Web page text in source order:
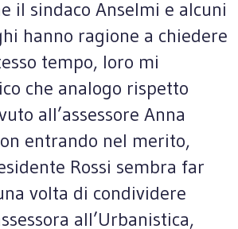
il sindaco Anselmi e alcuni
hanno ragione a chiedere
tempo, loro mi
che analogo rispetto
all’assessore Anna
entrando nel merito,
Rossi sembra far
volta di condividere
all’Urbanistica,